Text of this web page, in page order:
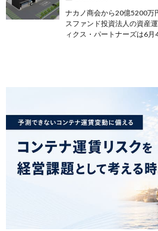
ナカノ商会から20億5200万
スファンド投資法人の資産
ィクス・パートナーズは6